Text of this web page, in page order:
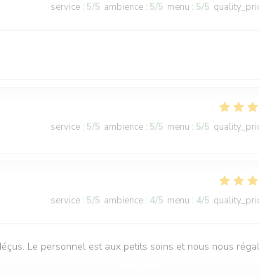
service : 5/5 ambience : 5/5 menu : 5/5
service : 5/5 ambience : 5/5 menu : 5/5
service : 5/5 ambience : 4/5 menu : 4/5
Le personnel est aux petits soins et nous nous